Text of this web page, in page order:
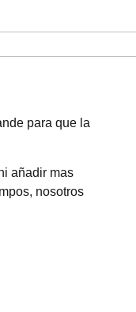
para que la
añadir mas
nosotros